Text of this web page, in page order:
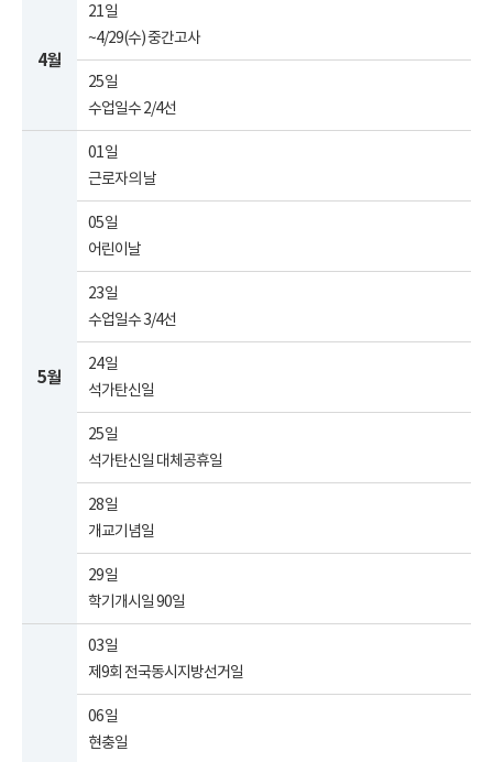
4월
21일
~4/29(수) 중간고사
25일
수업일수 2/4선
5월
01일
근로자의 날
05일
어린이날
23일
수업일수 3/4선
24일
석가탄신일
25일
석가탄신일 대체공휴일
28일
개교기념일
29일
학기개시일 90일
03일
제9회 전국동시지방선거일
06일
현충일